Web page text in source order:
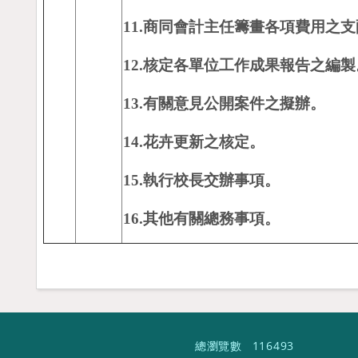
11.商同會計主任籌畫各項費用之
12.核定各單位工作成果報告之編
13.有關意見公開案件之擬辦。
14.花卉更新之核定。
15.執行校長交辦事項。
16.其他有關總務事項。
總瀏覽數
116493